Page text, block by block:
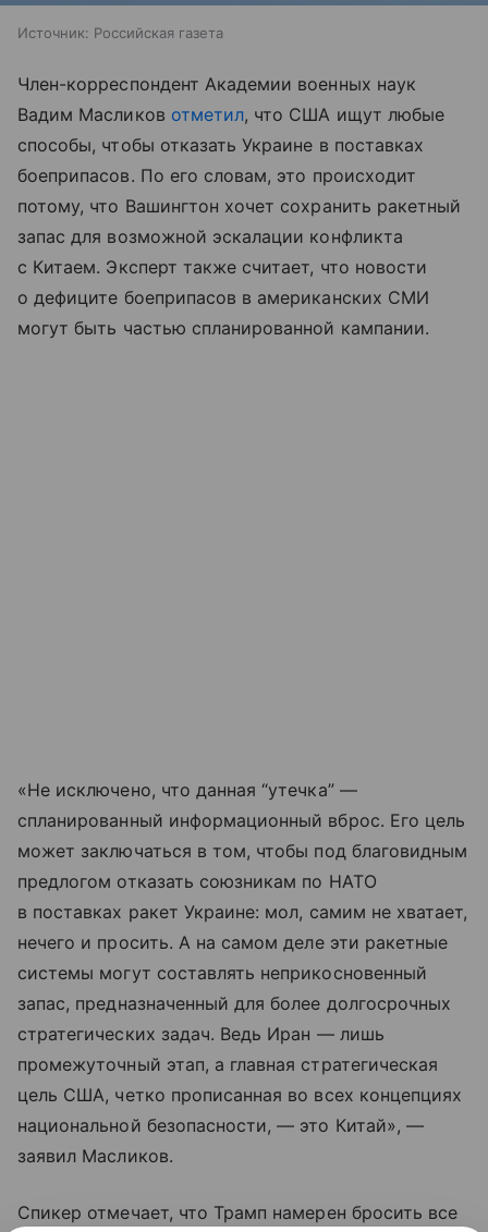
Источник: Российская газета
Член-корреспондент Академии военных наук
Вадим Масликов отметил, что США ищут любые
способы, чтобы отказать Украине в поставках
боеприпасов. По его словам, это происходит
потому, что Вашингтон хочет сохранить ракетный
запас для возможной эскалации конфликта
с Китаем. Эксперт также считает, что новости
о дефиците боеприпасов в американских СМИ
могут быть частью спланированной кампании.
«Не исключено, что данная “утечка” —
спланированный информационный вброс. Его цель
может заключаться в том, чтобы под благовидным
предлогом отказать союзникам по НАТО
в поставках ракет Украине: мол, самим не хватает,
нечего и просить. А на самом деле эти ракетные
системы могут составлять неприкосновенный
запас, предназначенный для более долгосрочных
стратегических задач. Ведь Иран — лишь
промежуточный этап, а главная стратегическая
цель США, четко прописанная во всех концепциях
национальной безопасности, — это Китай», —
заявил Масликов.
Спикер отмечает, что Трамп намерен бросить все